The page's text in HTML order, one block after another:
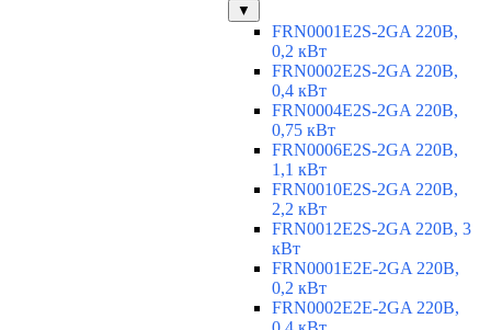
▼
FRN0001E2S-2GA 220В,
0,2 кВт
FRN0002E2S-2GA 220В,
0,4 кВт
FRN0004E2S-2GA 220В,
0,75 кВт
FRN0006E2S-2GA 220В,
1,1 кВт
FRN0010E2S-2GA 220В,
2,2 кВт
FRN0012E2S-2GA 220В, 3
кВт
FRN0001E2E-2GA 220В,
0,2 кВт
FRN0002E2E-2GA 220В,